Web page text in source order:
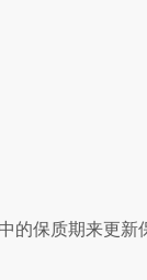
保质期来更新